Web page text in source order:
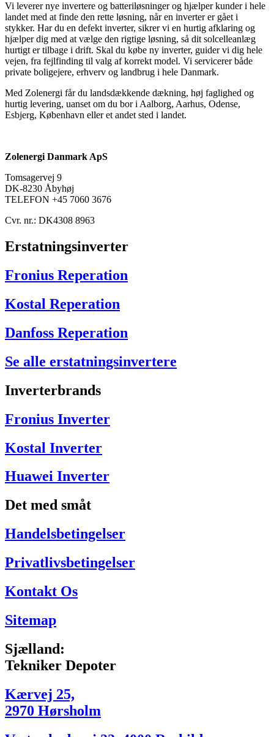
Vi leverer nye invertere og batteriløsninger og hjælper kunder i hele
landet med at finde den rette løsning, når en inverter er gået i
stykker. Har du en defekt inverter, sikrer vi en hurtig afklaring og
hjælper dig med at vælge den rigtige løsning, så dit solcelleanlæg
hurtigt er tilbage i drift. Skal du købe ny inverter, guider vi dig hele
vejen, fra fejlfinding til valg af korrekt model. Vi servicerer både
private boligejere, erhverv og landbrug i hele Danmark.
Med Zolenergi får du landsdækkende dækning, høj faglighed og
hurtig levering, uanset om du bor i Aalborg, Aarhus, Odense,
Esbjerg, København eller et andet sted i landet.
Zolenergi Danmark ApS
Tomsagervej 9
DK-8230 Åbyhøj
TELEFON +45 7060 3676
Cvr. nr.: DK4308 8963
Erstatningsinverter
Fronius Reperation
Kostal Reperation
Danfoss Reperation
Se alle erstatningsinvertere
Inverterbrands
Fronius Inverter
Kostal Inverter
Huawei Inverter
Det med småt
Handelsbetingelser
Privatlivsbetingelser
Kontakt Os
Sitemap
Sjælland:
Tekniker Depoter
Kærvej 25,
2970 Hørsholm